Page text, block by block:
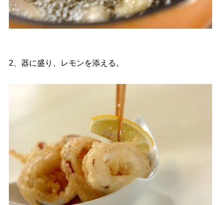
2、器に盛り、レモンを添える。